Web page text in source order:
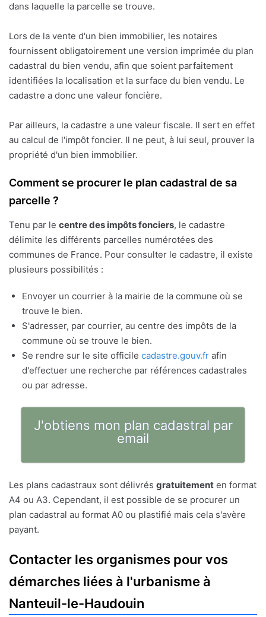
dans laquelle la parcelle se trouve.
Lors de la vente d'un bien immobilier, les notaires
fournissent obligatoirement une version imprimée du plan
cadastral du bien vendu, afin que soient parfaitement
identifiées la localisation et la surface du bien vendu. Le
cadastre a donc une valeur foncière.
Par ailleurs, la cadastre a une valeur fiscale. Il sert en effet
au calcul de l'impôt foncier. Il ne peut, à lui seul, prouver la
propriété d'un bien immobilier.
Comment se procurer le plan cadastral de sa
parcelle ?
Tenu par le centre des impôts fonciers, le cadastre
délimite les différents parcelles numérotées des
communes de France. Pour consulter le cadastre, il existe
plusieurs possibilités :
Envoyer un courrier à la mairie de la commune où se
trouve le bien.
S'adresser, par courrier, au centre des impôts de la
commune où se trouve le bien.
Se rendre sur le site officile cadastre.gouv.fr afin
d'effectuer une recherche par références cadastrales
ou par adresse.
J'obtiens mon plan cadastral par
email
Les plans cadastraux sont délivrés gratuitement en format
A4 ou A3. Cependant, il est possible de se procurer un
plan cadastral au format A0 ou plastifié mais cela s'avère
payant.
Contacter les organismes pour vos
démarches liées à l'urbanisme à
Nanteuil-le-Haudouin